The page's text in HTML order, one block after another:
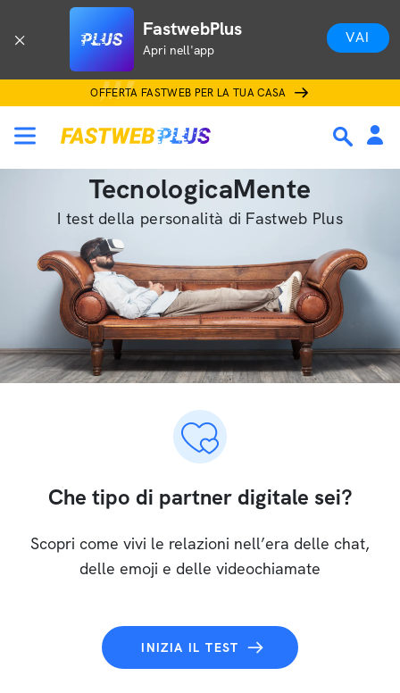
FastwebPlus
Apri nell'app
VAI
OFFERTA FASTWEB PER LA TUA CASA
TecnologicaMente
I test della personalità di Fastweb Plus
Che tipo di partner digitale sei?
Scopri come vivi le relazioni nell’era delle chat,
delle emoji e delle videochiamate
INIZIA IL TEST